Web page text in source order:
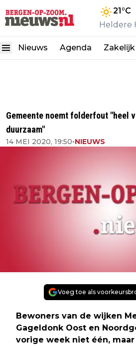
21°C
Heldere
Nieuws Agenda Zakelijk
Gemeente noemt folderfout "heel
duurzaam"
14 MEI 2020, 19:50•NIEUWS
Voeg toe als
Bewoners van de wijken
Gageldonk Oost en
vorige week niet één,